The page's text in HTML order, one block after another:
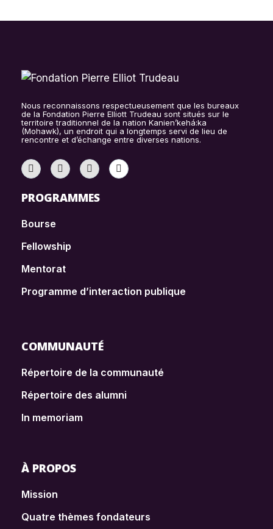
Nous reconnaissons respectueusement que les bureaux
de la Fondation Pierre Elliott Trudeau sont situés sur le
territoire traditionnel de la nation Kanien’kehá:ka
(Mohawk), un endroit qui a longtemps servi de lieu de
rencontre et d’échange entre diverses nations.
PROGRAMMES
Bourse
Fellowship
Mentorat
Programme d’interaction publique
COMMUNAUTÉ
Répertoire de la communauté
Répertoire des alumni
In memoriam
À PROPOS
Mission
Quatre thèmes fondateurs